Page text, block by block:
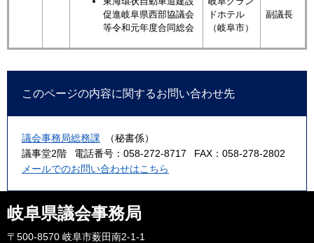
促進岐阜県西部協議会
等令和元年度合同総会
ドホテル
（岐阜市）
副議長
このページの内容に関するお問い合わせ先
議会事務局総務課
（秘書係）
議事堂2階
電話番号：058-272-8717
FAX：058-278-2802
メールでのお問い合わせはこちら
岐阜県議会事務局
〒500-8570 岐阜市薮田南2-1-1